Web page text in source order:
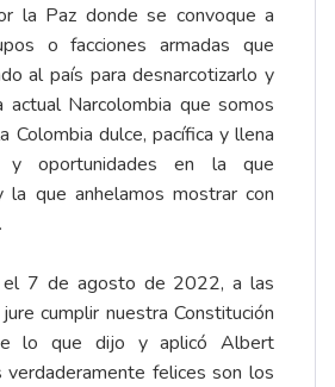
la Paz donde se convoque a
o facciones armadas que
al país para desnarcotizarlo y
Narcolombia que somos
Colombia dulce, pacífica y llena
y oportunidades en la que
la que anhelamos mostrar con
el 7 de agosto de 2022, a las
cumplir nuestra Constitución
lo que dijo y aplicó Albert
verdaderamente felices son los